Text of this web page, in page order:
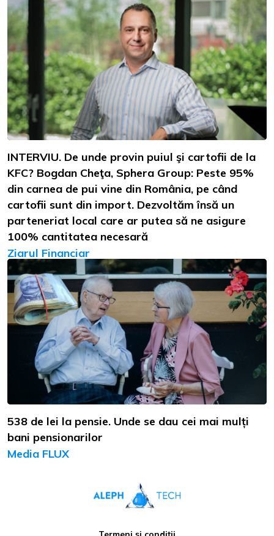
INTERVIU. De unde provin puiul şi cartofii de la
KFC? Bogdan Cheţa, Sphera Group: Peste 95%
din carnea de pui vine din România, pe când
cartofii sunt din import. Dezvoltăm însă un
parteneriat local care ar putea să ne asigure
100% cantitatea necesară
Ziarul Financiar
538 de lei la pensie. Unde se dau cei mai mulți
bani pensionarilor
Media FLUX